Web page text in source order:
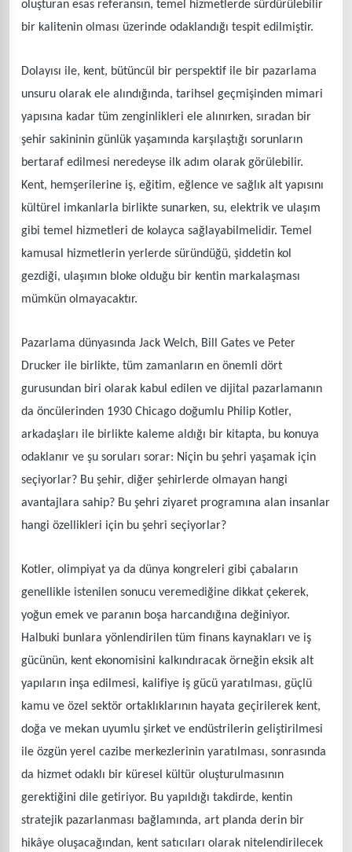
oluşturan esas referansın, temel hizmetlerde sürdürülebilir
bir kalitenin olması üzerinde odaklandığı tespit edilmiştir.
Dolayısı ile, kent, bütüncül bir perspektif ile bir pazarlama
unsuru olarak ele alındığında, tarihsel geçmişinden mimari
yapısına kadar tüm zenginlikleri ele alınırken, sıradan bir
şehir sakininin günlük yaşamında karşılaştığı sorunların
bertaraf edilmesi neredeyse ilk adım olarak görülebilir.
Kent, hemşerilerine iş, eğitim, eğlence ve sağlık alt yapısını
kültürel imkanlarla birlikte sunarken, su, elektrik ve ulaşım
gibi temel hizmetleri de kolayca sağlayabilmelidir. Temel
kamusal hizmetlerin yerlerde süründüğü, şiddetin kol
gezdiği, ulaşımın bloke olduğu bir kentin markalaşması
mümkün olmayacaktır.
Pazarlama dünyasında Jack Welch, Bill Gates ve Peter
Drucker ile birlikte, tüm zamanların en önemli dört
gurusundan biri olarak kabul edilen ve dijital pazarlamanın
da öncülerinden 1930 Chicago doğumlu Philip Kotler,
arkadaşları ile birlikte kaleme aldığı bir kitapta, bu konuya
odaklanır ve şu soruları sorar: Niçin bu şehri yaşamak için
seçiyorlar? Bu şehir, diğer şehirlerde olmayan hangi
avantajlara sahip? Bu şehri ziyaret programına alan insanlar
hangi özellikleri için bu şehri seçiyorlar?
Kotler, olimpiyat ya da dünya kongreleri gibi çabaların
genellikle istenilen sonucu veremediğine dikkat çekerek,
yoğun emek ve paranın boşa harcandığına değiniyor.
Halbuki bunlara yönlendirilen tüm finans kaynakları ve iş
gücünün, kent ekonomisini kalkındıracak örneğin eksik alt
yapıların inşa edilmesi, kalifiye iş gücü yaratılması, güçlü
kamu ve özel sektör ortaklıklarının hayata geçirilerek kent,
doğa ve mekan uyumlu şirket ve endüstrilerin geliştirilmesi
ile özgün yerel cazibe merkezlerinin yaratılması, sonrasında
da hizmet odaklı bir küresel kültür oluşturulmasının
gerektiğini dile getiriyor. Bu yapıldığı takdirde, kentin
stratejik pazarlanması bağlamında, art planda derin bir
hikâye oluşacağından, kent satıcıları olarak nitelendirilecek